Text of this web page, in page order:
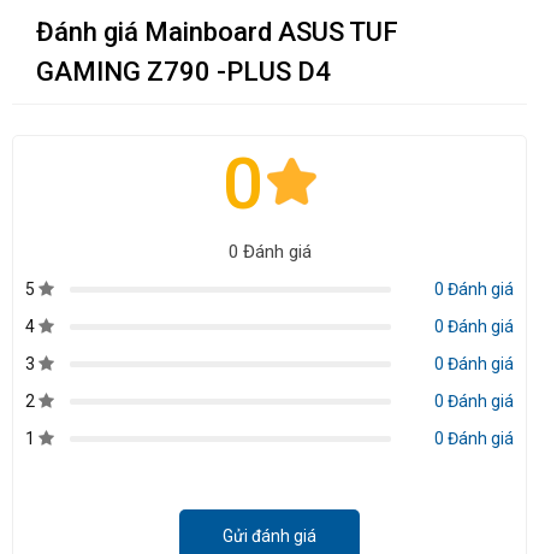
Đánh giá Mainboard ASUS TUF
GAMING Z790 -PLUS D4
0
0 Đánh giá
5
0 Đánh giá
4
0 Đánh giá
3
0 Đánh giá
2
0 Đánh giá
1
0 Đánh giá
Gửi đánh giá